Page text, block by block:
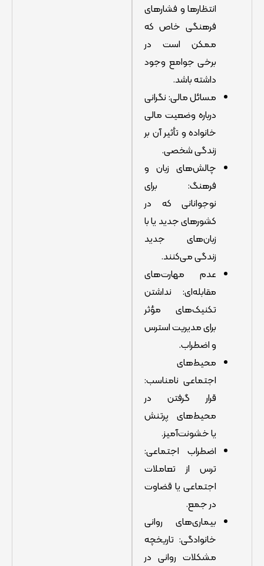
انتظارها و فشارهای
فرهنگی خاص که
ممکن است در
برخی جوامع وجود
داشته باشد.
مسائل مالی: نگرانی
درباره وضعیت مالی
خانواده و تأثیر آن بر
زندگی شخصی.
چالش‌های زبان و
فرهنگ: برای
نوجوانانی که در
کشورهای جدید یا با
زبان‌های جدید
زندگی می‌کنند.
عدم مهارت‌های
مقابله‌ای: نداشتن
تکنیک‌های مؤثر
برای مدیریت استرس
و اضطراب.
محیط‌های
اجتماعی نامناسب:
قرار گرفتن در
محیط‌های پرتنش
یا خشونت‌آمیز.
اضطراب اجتماعی:
ترس از تعاملات
اجتماعی یا قضاوت
در جمع.
بیماری‌های روانی
خانوادگی: تاریخچه
مشکلات روانی در